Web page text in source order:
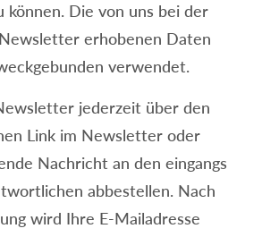
können. Die von uns bei der
erhobenen Daten
verwendet.
jederzeit über den
Link im Newsletter oder
Nachricht an den eingangs
abbestellen. Nach
wird Ihre E-Mailadresse